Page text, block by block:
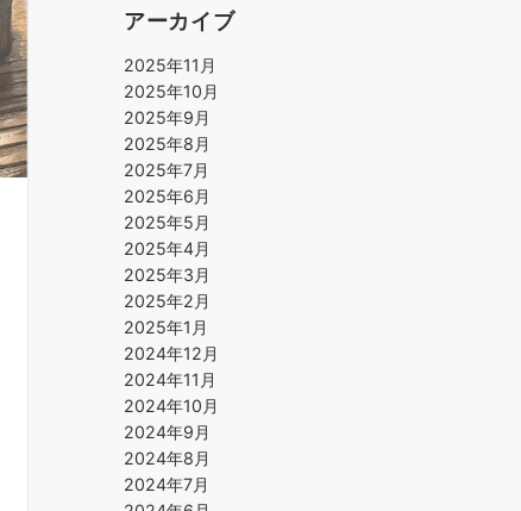
アーカイブ
2025年11月
2025年10月
2025年9月
2025年8月
2025年7月
2025年6月
2025年5月
2025年4月
2025年3月
2025年2月
2025年1月
2024年12月
2024年11月
2024年10月
2024年9月
2024年8月
2024年7月